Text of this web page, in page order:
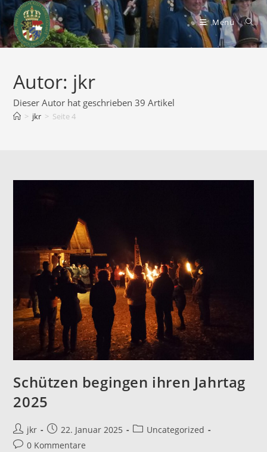
Zum
Inhalt
springen
Menü
Autor: jkr
Dieser Autor hat geschrieben 39 Artikel
> jkr > Seite 4
Schützen begingen ihren Jahrtag
2025
Beitrags-
Autor:
jkr
Beitrag
veröffentlicht:
22. Januar 2025
Beitrags-
Uncategorized
Beitrags-
0 Kommentare